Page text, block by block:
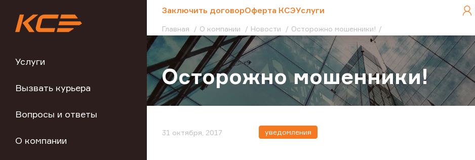
Услуги
Вызвать курьера
Вопросы и ответы
О компании
Заключить договорОферта КСЭУслуги
Главная О компании Новости Осторожно мошенники!
Осторожно мошенники!
31 октября, 2017 уведомления